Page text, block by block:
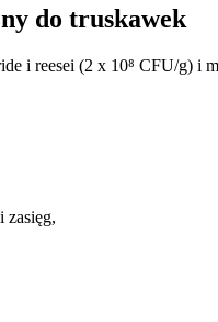
do truskawek
i reesei (2 x 10⁸ CFU/g) i
zasięg,